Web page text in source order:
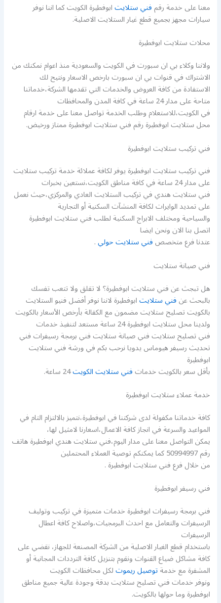
معنا على خدمة رقمفني ستلايتابوفطيرة الكويت كما اننا نوفر
سيارات مجهز بجميع قطع غيار الستلايت الاصلية.
محلات ستلايت ابوفطيرة
ولاننا وكلاء بي ان سبورت في الكويت والسعودية منذ اعوام نمكنك من
الاشتراك في قنوات بي ان سبورت بارخص الاسعار ونتيح لك
الاستفادة من كافة العروض والخدمات التي تقدمها الشركة،خدماتنا
متاحة على مدار 24 ساعة في كافة المدن والمحافظات
في الكويت،للاستعلام وطلب الخدمة تواصل معنا على خدمة ارقام
محل ستلايت ابوفطيرة رقم فني ستلايت ابوفطيرة ممتاز ورخيض.
فني تركيب ستلايت ابوفطيرة
فني تركيب ستلايت ابوفطيرة يوفر لكافة عملائة خدمة تركيب ستلايت
على مدار 24 ساعة في كافة مناطق الكويت،نستعين بخبرات
فني ستلايت هندي في تركيب الستلايت العادي والمركزي،حيث نعمل
على تمديد الوايرات لكافة المنشآت السكنية أو التجارية
والسياحية ومختلف الابراج السكنية لطلب فني ستلايت ابوفطيرة
اتصل بنا الان ونحن ايضا
عتدنا فرع متخصصفني ستلايت حولي.
فني صيانة ستلايت
هل تبجث عن فني ستلايت ابوفطيرة؟ لا تقلق ولا تتعب تفسك
بالبحث عنفني ستلايتابوفطيرة لاننا نوفر أفضل فنيو الستلايت
بالكويت تصليح ستلايت مضمون مع الكفالة بأرخص الأسعار بالكويت
ولدينا محل ستلايت ابوفطيرة 24 ساعة مستعد لتنفيذ خدمات
فني تصليح ستلايت فني صيانة ستلايت فني برمجة رسيفرات فني
تحديث رسيفر هيوماس يدويا نرحب بكم في ورشة فني ستلايت
ابوفطيرة
بأقل سعر بالكويت خدماتفني ستلايت الكويت24 ساعة.
خدمة عملاء ستلايت ابوفطيرة
كافة خدماتنا مكفولة لدى شركتنا في ابوفطيرة،نتميز بالالتزام التام في
المواعيد والسرعة في انجاز كافة الاعمال،اسعارنا لامثيل لها،
يمكن التواصل معنا على مدار اليوم،فني ستلايت هندي ابوفطيرة هاتف
رقم 50994997 كما يمكنكم توصية العملاء المحتملين
من خلال فرع فني ستلايت ابوفطيرة .
فني رسيفر ابوفطيرة
فني برمجة رسيفرات ابوفطيرة خدمات متميزة في تركيب وتوليف
الرسيفرات والتعامل مع احدث البرمجيات،واصلاح كافة اعطال
الرسيفرات
باستخدام قطع الغيار الاصلية من الشركة المصنعة للجهاز، نقضي على
كافة مشاكل ضياع القنوات ونقوم بتنزيل كافة الترددات المجانية أو
المشفرة مع خدمةتوصيل ريموتلكل محافظات الكويت
ونوفر خدمات فني تصليح ستلايت بدقة وجودة عالية جميع مناطق
ابوفطيرة وما حولها بالكويت.